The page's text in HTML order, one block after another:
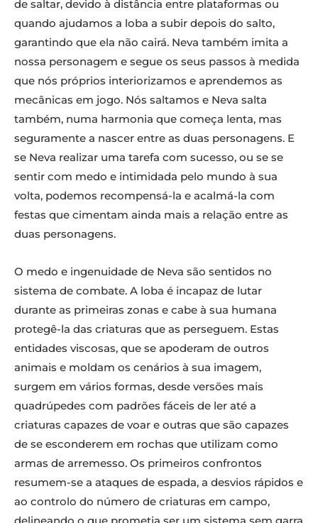
de saltar, devido à distância entre plataformas ou
quando ajudamos a loba a subir depois do salto,
garantindo que ela não cairá. Neva também imita a
nossa personagem e segue os seus passos à medida
que nós próprios interiorizamos e aprendemos as
mecânicas em jogo. Nós saltamos e Neva salta
também, numa harmonia que começa lenta, mas
seguramente a nascer entre as duas personagens. E
se Neva realizar uma tarefa com sucesso, ou se se
sentir com medo e intimidada pelo mundo à sua
volta, podemos recompensá-la e acalmá-la com
festas que cimentam ainda mais a relação entre as
duas personagens.
O medo e ingenuidade de Neva são sentidos no
sistema de combate. A loba é incapaz de lutar
durante as primeiras zonas e cabe à sua humana
protegê-la das criaturas que as perseguem. Estas
entidades viscosas, que se apoderam de outros
animais e moldam os cenários à sua imagem,
surgem em vários formas, desde versões mais
quadrúpedes com padrões fáceis de ler até a
criaturas capazes de voar e outras que são capazes
de se esconderem em rochas que utilizam como
armas de arremesso. Os primeiros confrontos
resumem-se a ataques de espada, a desvios rápidos e
ao controlo do número de criaturas em campo,
delineando o que prometia ser um sistema sem garra